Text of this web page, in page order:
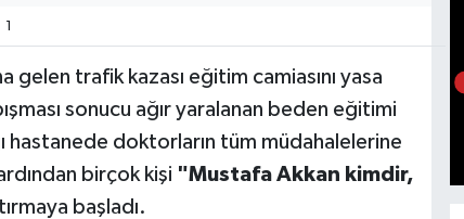
1
gelen trafik kazası eğitim camiasını yasa
sonucu ağır yaralanan beden eğitimi
hastanede doktorların tüm müdahalelerine
birçok kişi "Mustafa Akkan kimdir,
başladı.